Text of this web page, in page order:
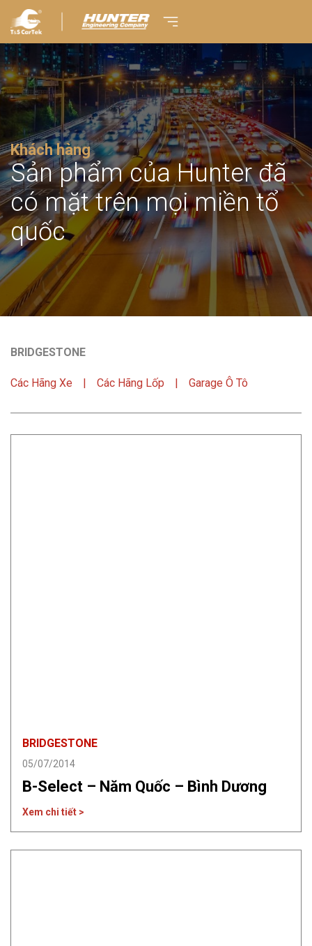
Khách hàng
Sản phẩm của Hunter đã
có mặt trên mọi miền tổ
quốc
BRIDGESTONE
Các Hãng Xe Các Hãng Lốp Garage Ô Tô
BRIDGESTONE
05/07/2014
B-Select – Năm Quốc – Bình Dương
Xem chi tiết >